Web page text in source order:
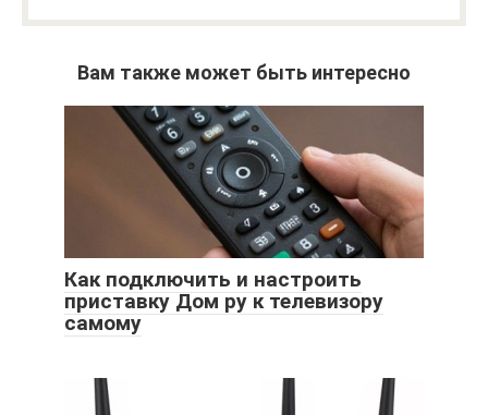
Вам также может быть интересно
Как подключить и настроить
приставку Дом ру к телевизору
самому